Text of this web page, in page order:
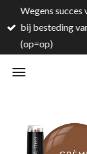
direct
naar
hoofdinhoud
Wegens succes
bij besteding
(op=op)